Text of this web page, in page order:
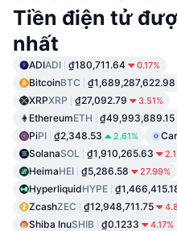
Tiền điện tử
nhất
ADIADI ₫180,711.64 0.17%
BitcoinBTC ₫1,689,287,622.98
XRPXRP ₫27,092.79 3.51%
EthereumETH ₫49,993,889.15
PiPI ₫2,348.53 2.61%
SolanaSOL ₫1,910,265.63
HeimaHEI ₫5,286.58 27.99%
HyperliquidHYPE
ZcashZEC ₫12,948,711.75
Shiba InuSHIB ₫0.1233 4.17%